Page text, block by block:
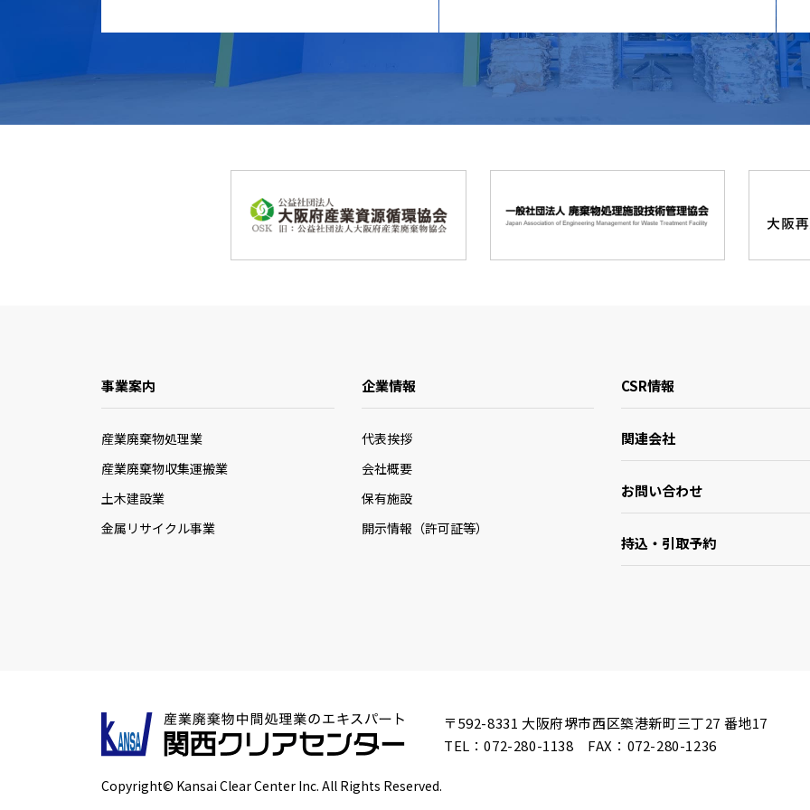
事業案内
産業廃棄物処理業
産業廃棄物収集運搬業
土木建設業
金属リサイクル事業
企業情報
代表挨拶
会社概要
保有施設
開示情報（許可証等）
CSR情報
関連会社
お問い合わせ
持込・引取予約
〒592-8331 大阪府堺市西区築港新町三丁27 番地17
TEL：072-280-1138 FAX：072-280-1236
Copyright© Kansai Clear Center Inc. All Rights Reserved.